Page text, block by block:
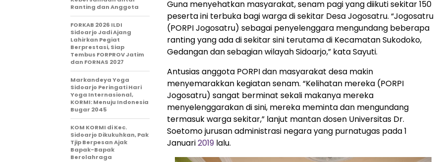
Guna menyehatkan masyarakat, senam pagi yang diikuti sekitar 150
peserta ini terbuka bagi warga di sekitar Desa Jogosatru. “Jogosatru
(PORPI Jogosatru) sebagai penyelenggara mengundang beberapa
ranting yang ada di sekitar sini terutama di Kecamatan Sukodoko,
Gedangan dan sebagian wilayah Sidoarjo,” kata Sayuti.
Antusias anggota PORPI dan masyarakat desa makin
menyemarakkan kegiatan senam. “Kelihatan mereka (PORPI
Jogosatru) sangat berminat sekali makanya mereka
menyelenggarakan di sini, mereka meminta dan mengundang
termasuk warga sekitar,” lanjut mantan dosen Universitas Dr.
Soetomo jurusan administrasi negara yang purnatugas pada 1
Januari2019 lalu.
Ranting dan Anggota
FORKAB 2026 ILDI
Sidoarjo Jadi Ajang
Lahirkan Pegiat
Berprestasi, Siap
Tembus FORPROV Jatim
dan FORNAS 2027
Markandeya Yoga
Sidoarjo Peringati Hari
Yoga Internasional,
KORMI: Menuju Indonesia
Bugar 2045
KOM KORMI di Kec.
Sidoarjo Dikukuhkan, Pak
Tjip Berpesan Ajak
Bapak-Bapak
Berolahraga